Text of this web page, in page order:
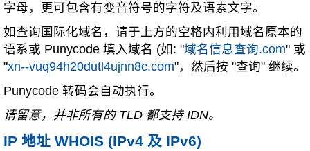
字母，更可包含有变音符号的字符及语素文字。
如查询国际化域名，请于上方的空格内利用域名原本的
语系或 Punycode 填入域名 (如: "域名信息查询.com" 或
"xn--vuq94h20dutl4ujnn8c.com"，然后按 "查询" 继续。
Punycode 转码会自动执行。
请留意，并非所有的 TLD 都支持 IDN。
IP 地址 WHOIS (IPv4 及 IPv6)